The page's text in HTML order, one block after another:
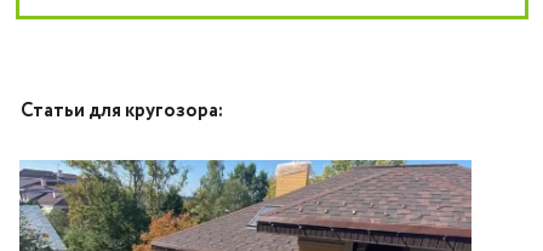
Статьи для кругозора: